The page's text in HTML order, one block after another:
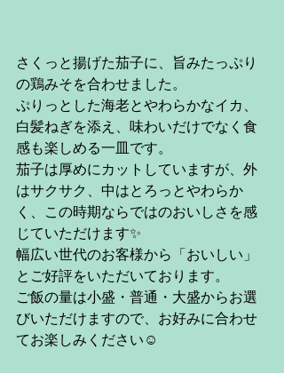
さくっと揚げた茄子に、旨みたっぷり
の鶏みそを合わせました。
ぷりっとした海老とやわらかなイカ、
白髪ねぎを添え、味わいだけでなく食
感も楽しめる一皿です。
茄子は厚めにカットしていますが、外
はサクサク、中はとろっとやわらか
く、この時期ならではのおいしさを感
じていただけます✨
幅広い世代のお客様から「おいしい」
とご好評をいただいております。
ご飯の量は小盛・普通・大盛からお選
びいただけますので、お好みに合わせ
てお楽しみください☺